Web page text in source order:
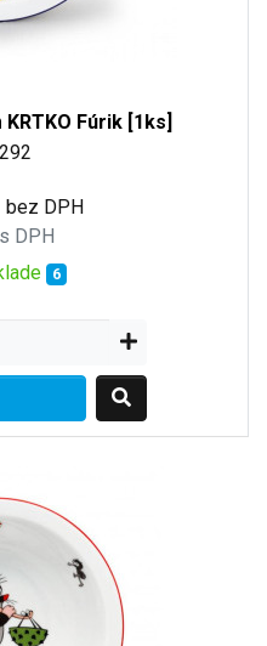
Fúrik [1ks]
bez DPH
s DPH
6